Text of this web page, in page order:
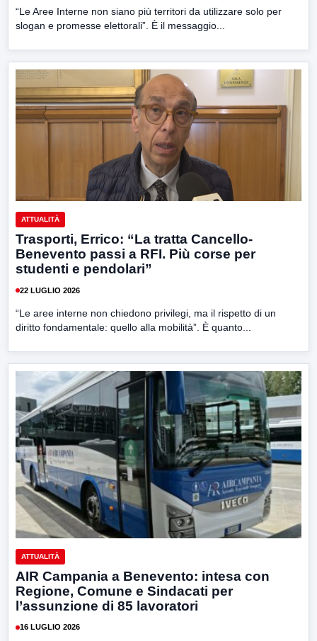
“Le Aree Interne non siano più territori da utilizzare solo per
slogan e promesse elettorali”. È il messaggio...
ATTUALITÀ
Trasporti, Errico: “La tratta Cancello-
Benevento passi a RFI. Più corse per
studenti e pendolari”
22 LUGLIO 2026
“Le aree interne non chiedono privilegi, ma il rispetto di un
diritto fondamentale: quello alla mobilità”. È quanto...
ATTUALITÀ
AIR Campania a Benevento: intesa con
Regione, Comune e Sindacati per
l’assunzione di 85 lavoratori
16 LUGLIO 2026